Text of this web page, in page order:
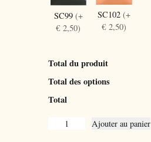
SC99 (+
€ 2,50)
SC102(+
€ 2,50)
Total du produit
Total des options
Total
Ajouter au panier